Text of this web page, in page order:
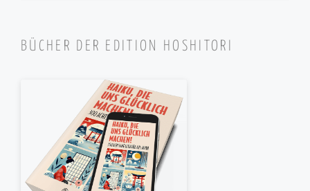
BÜCHER DER EDITION HOSHITORI